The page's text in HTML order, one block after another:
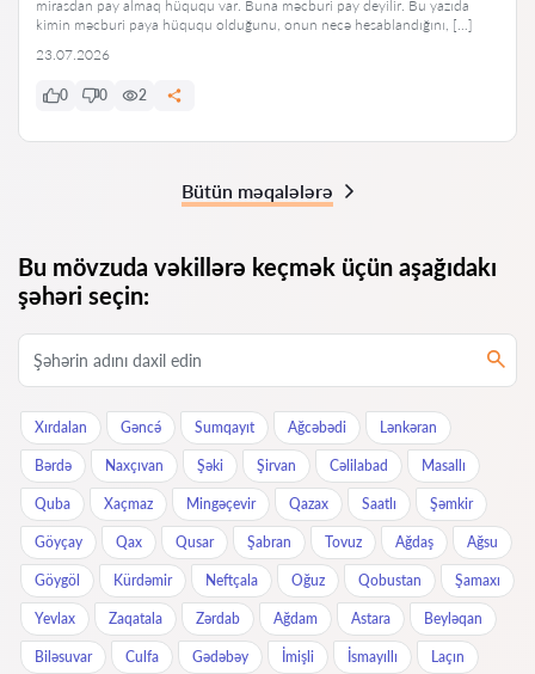
mirasdan pay almaq hüququ var. Buna məcburi pay deyilir. Bu yazıda
kimin məcburi paya hüququ olduğunu, onun necə hesablandığını, […]
23.07.2026
0 0 2
Bütün məqalələrə
Bu mövzuda vəkillərə keçmək üçün aşağıdakı
şəhəri seçin:
Xırdalan Gəncə́ Sumqayıt Ağcəbədi Lənkəran
Bərdə Naxçıvan Şəki Şirvan Cəlilabad Masallı
Quba Xaçmaz Mingəçevir Qazax Saatlı Şəmkir
Göyçay Qax Qusar Şabran Tovuz Ağdaş Ağsu
Göygöl Kürdəmir Neftçala Oğuz Qobustan Şamaxı
Yevlax Zaqatala Zərdab Ağdam Astara Beyləqan
Biləsuvar Culfa Gədəbəy İmişli İsmayıllı Laçın